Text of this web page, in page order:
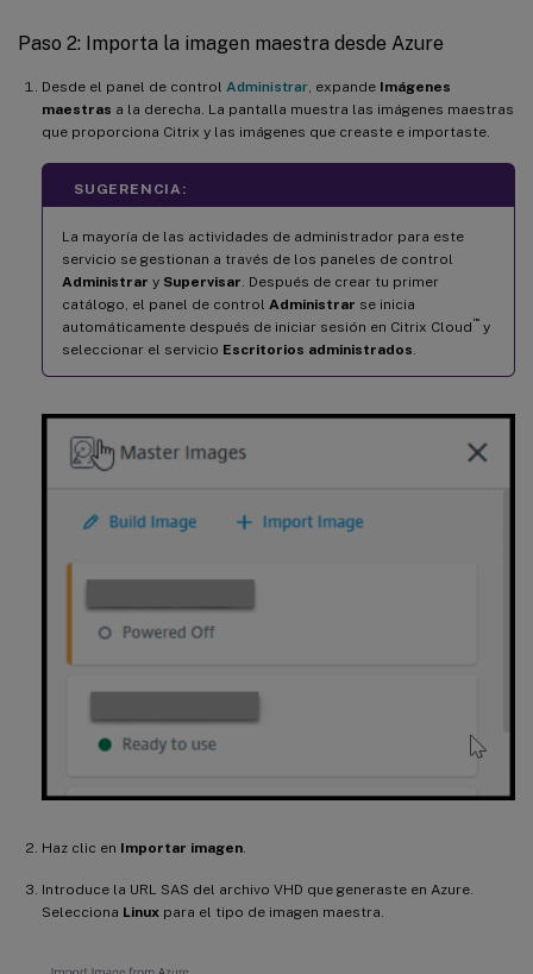
Paso 2: Importa la imagen maestra desde Azure
Desde el panel de control Administrar , expande Imágenes
maestras a la derecha. La pantalla muestra las imágenes maestras
que proporciona Citrix y las imágenes que creaste e importaste.
SUGERENCIA:
La mayoría de las actividades de administrador para este
servicio se gestionan a través de los paneles de control
Administrar y Supervisar . Después de crear tu primer
catálogo, el panel de control Administrar se inicia
automáticamente después de iniciar sesión en Citrix Cloud ™ y
seleccionar el servicio Escritorios administrados
Haz clic en Importar imagen.
Introduce la URL SAS del archivo VHD que generaste en Azure.
Selecciona Linux para el tipo de imagen maestra.